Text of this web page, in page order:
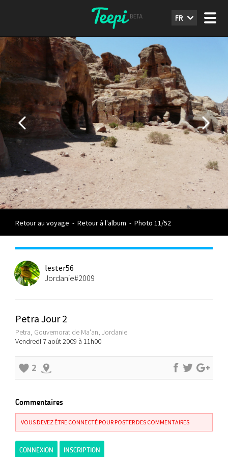
FR
Retour au voyage - Retour à l'album - Photo 11/52
lester56
Jordanie#2009
Petra Jour 2
Petra, Gouvernorat de Ma'an, Jordanie
Vendredi 7 août 2009 à 11h00
2
Commentaires
VOUS DEVEZ ÊTRE CONNECTÉ POUR POSTER DES COMMENTAIRES
CONNEXION INSCRIPTION